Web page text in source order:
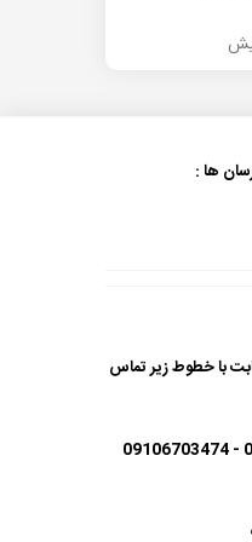
ها :
با خطوط زیر تماس